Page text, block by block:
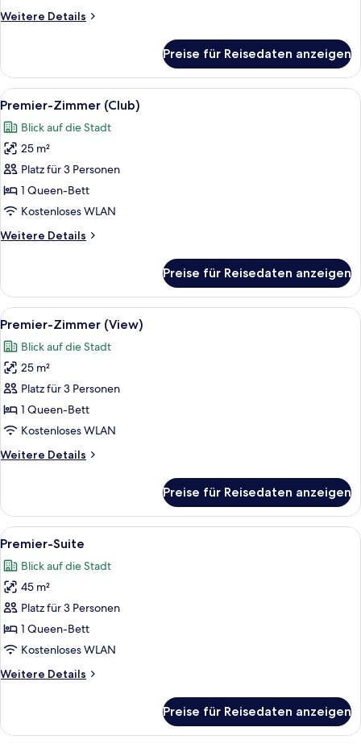
Weitere Details
Weitere
Suite
(View)
Preise für Reisedaten anzeigen
Alle
Fotos
für
Premier-
Zimmer
(Club)
anzeigen
6
Premier-Zimmer (Club)
Blick auf die Stadt
25 m²
Platz für 3 Personen
1 Queen-Bett
Kostenloses WLAN
Weitere Details
Weitere
Zimmer
(Club)
Preise für Reisedaten anzeigen
Alle
Fotos
für
Premier-
Zimmer
(View)
anzeigen
Ein modernes Hotelzimmer mit
4
Premier-Zimmer (View)
Blick auf die Stadt
25 m²
Platz für 3 Personen
1 Queen-Bett
Kostenloses WLAN
Weitere Details
Weitere
Zimmer
(View)
Preise für Reisedaten anzeigen
Alle
Fotos
für
Premier-
Suite
anzeigen
Zimmersafe, Schreibtisch,
5
Premier-Suite
Blick auf die Stadt
45 m²
Platz für 3 Personen
1 Queen-Bett
Kostenloses WLAN
Weitere Details
Weitere
Suite
Preise für Reisedaten anzeigen